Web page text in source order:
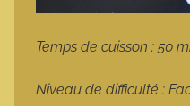
Temps de cuisson : 50
Niveau de difficulté :